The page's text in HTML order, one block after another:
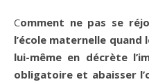
Comment ne pas se réjouir de l’attention portée à
l’école maternelle
lui-même en décrète
obligatoire et abaisser